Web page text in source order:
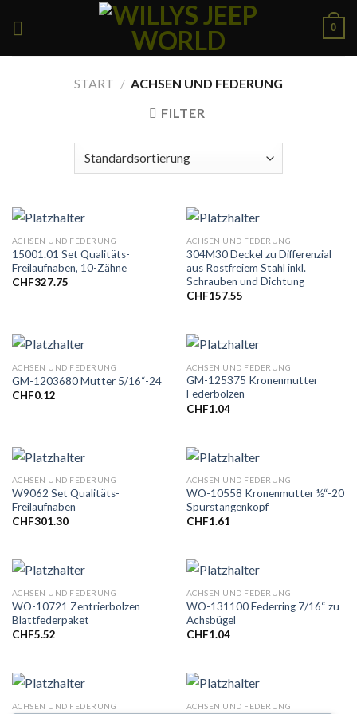
0
START / ACHSEN UND FEDERUNG
FILTER
ACHSEN UND FEDERUNG
15001.01 Set Qualitäts-
Freilaufnaben, 10-Zähne
CHF327.75
ACHSEN UND FEDERUNG
304M30 Deckel zu Differenzial
aus Rostfreiem Stahl inkl.
Schrauben und Dichtung
CHF157.55
ACHSEN UND FEDERUNG
GM-1203680 Mutter 5/16“-24
CHF0.12
ACHSEN UND FEDERUNG
GM-125375 Kronenmutter
Federbolzen
CHF1.04
ACHSEN UND FEDERUNG
W9062 Set Qualitäts-
Freilaufnaben
CHF301.30
ACHSEN UND FEDERUNG
WO-10558 Kronenmutter ½“-20
Spurstangenkopf
CHF1.61
ACHSEN UND FEDERUNG
WO-10721 Zentrierbolzen
Blattfederpaket
CHF5.52
ACHSEN UND FEDERUNG
WO-131100 Federring 7/16“ zu
Achsbügel
CHF1.04
ACHSEN UND FEDERUNG ACHSEN UND FEDERUNG